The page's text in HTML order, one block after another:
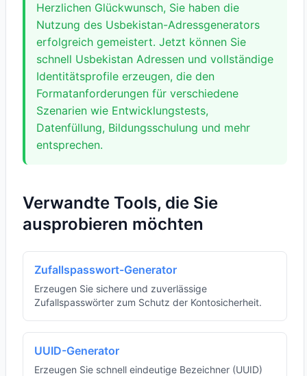
Herzlichen Glückwunsch, Sie haben die
Nutzung des Usbekistan-Adressgenerators
erfolgreich gemeistert. Jetzt können Sie
schnell Usbekistan Adressen und vollständige
Identitätsprofile erzeugen, die den
Formatanforderungen für verschiedene
Szenarien wie Entwicklungstests,
Datenfüllung, Bildungsschulung und mehr
entsprechen.
Verwandte Tools, die Sie
ausprobieren möchten
Zufallspasswort-Generator
Erzeugen Sie sichere und zuverlässige
Zufallspasswörter zum Schutz der Kontosicherheit.
UUID-Generator
Erzeugen Sie schnell eindeutige Bezeichner (UUID)